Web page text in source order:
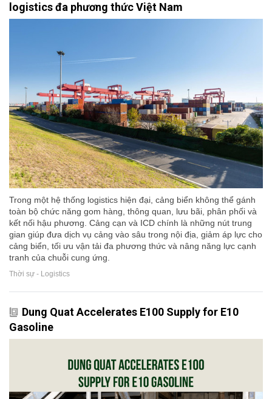
logistics đa phương thức Việt Nam
Trong một hệ thống logistics hiện đại, cảng biển không thể gánh
toàn bộ chức năng gom hàng, thông quan, lưu bãi, phân phối và
kết nối hậu phương. Cảng cạn và ICD chính là những nút trung
gian giúp đưa dịch vụ cảng vào sâu trong nội địa, giảm áp lực cho
cảng biển, tối ưu vận tải đa phương thức và nâng năng lực cạnh
tranh của chuỗi cung ứng.
Thời sự - Logistics
Dung Quat Accelerates E100 Supply for E10
Gasoline